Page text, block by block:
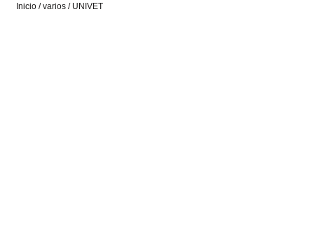
Inicio /varios / UNIVET